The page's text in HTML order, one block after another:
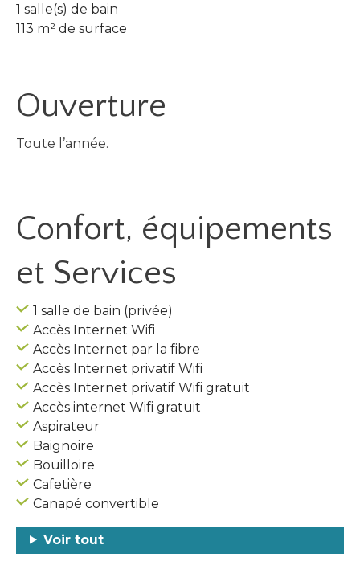
1 salle(s) de bain
113 m² de surface
Ouverture
Toute l’année.
Confort, équipements
et Services
1 salle de bain (privée)
Accès Internet Wifi
Accès Internet par la fibre
Accès Internet privatif Wifi
Accès Internet privatif Wifi gratuit
Accès internet Wifi gratuit
Aspirateur
Baignoire
Bouilloire
Cafetière
Canapé convertible
Voir tout